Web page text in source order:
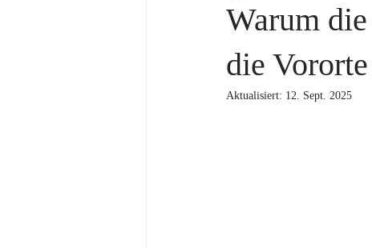
Warum
die
Aktualisiert: 12. Sept. 2025